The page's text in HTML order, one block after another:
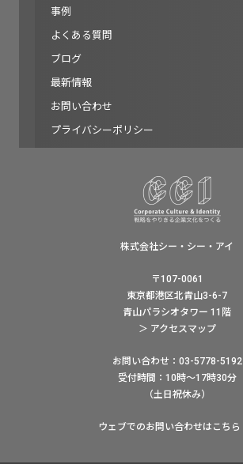
事例
よくある質問
ブログ
最新情報
お問い合わせ
プライバシーポリシー
株式会社シー・シー・アイ
〒107-0061
東京都港区北青山3-6-7
青山パラシオタワー 11階
＞ アクセスマップ
お問い合わせ：03-5778-5192
受付時間：10時〜17時30分
（土日祝休み）
ウェブでのお問い合わせはこちら